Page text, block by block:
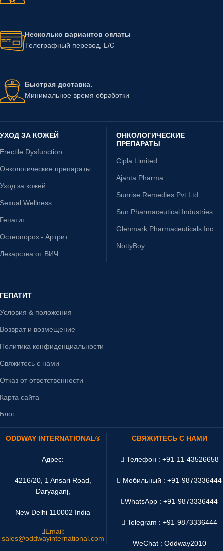
Несколько вариантов оплаты
Телеграфный перевод, L/C
Быстрая доставка.
Минимальное время обработки
УХОД ЗА КОЖЕЙ
Erectile Dysfunction
Онкологические препараты
Уход за кожей
Sexual Wellness
Гепатит
Остеопороз - Артрит
Лекарства от ВИЧ
ОНКОЛОГИЧЕСКИЕ
ПРЕПАРАТЫ
Cipla Limited
Ajanta Pharma
Sunrise Remedies Pvt Ltd
Sun Pharmaceutical Industries
Glenmark Pharmaceuticals Inc
NottyBoy
ГЕПАТИТ
Условия & положения
Возврат и возмещение
Политика конфиденциальности
Свяжитесь с нами
Отказ от ответственности
Карта сайта
Блог
ODDWAY INTERNATIONAL®
Адрес:
4216/20, 1 Ansari Road,
Daryaganj,
New Delhi 110002 India
Email:
sales@oddwayinternational.com
СВЯЖИТЕСЬ С НАМИ
Телефон : +91-11-43526658
Мобильный : +91-9873336444
WhatsApp :+91-9873336444
Telegram : +91-9873336444
WeChat : Oddway2010